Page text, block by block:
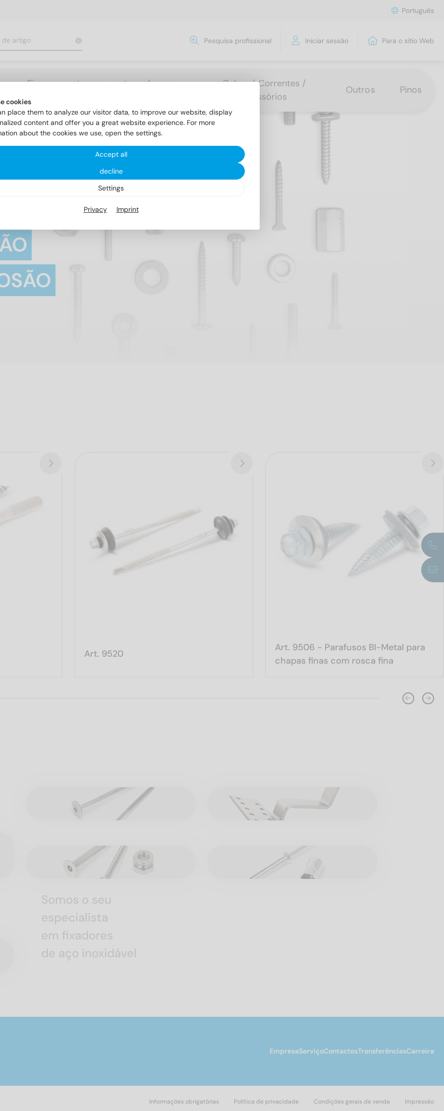
Português
Pesquisa profissional Iniciar sessão Para o sítio Web
Fixacoes aptas a suportar esforcos
Cabos / Correntes /
Acessórios
Outros Pinos
Art. 9520
Art. 9506 - Parafusos BI-Metal para
chapas finas com rosca fina
Somos o seu
especialista
em fixadores
de aço inoxidável
EmpresaServiçoContactosTransferênciasCarreira
Informações obrigatórias Política de privacidade Condições gerais de venda Impressão
cookies
place them to analyze our visitor data, to improve our website, display
content and offer you a great website experience. For more
about the cookies we use, open the settings.
Accept all
decline
Settings
Privacy Imprint